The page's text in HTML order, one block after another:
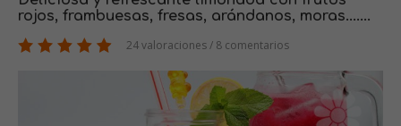
rojos, frambuesas, fresas, arándanos, moras.......
24 valoraciones / 8 comentarios